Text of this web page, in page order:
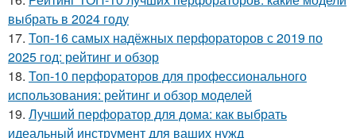
выбрать в 2024 году
17. Топ-16 самых надёжных перфораторов с 2019 по
2025 год: рейтинг и обзор
18. Топ-10 перфораторов для профессионального
использования: рейтинг и обзор моделей
19. Лучший перфоратор для дома: как выбрать
идеальный инструмент для ваших нужд